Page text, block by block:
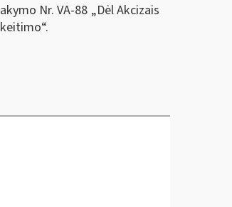
Nr. VA-88 „Dėl Akcizais